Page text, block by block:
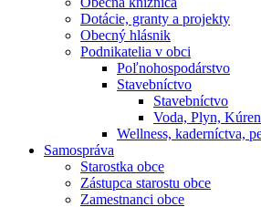
Dotácie, granty a projekty
Obecný hlásnik
Podnikatelia v obci
Poľnohospodárstvo
Stavebníctvo
Stavebníctvo
Voda, Plyn,
Wellness, kaderníctva,
Samospráva
Starostka obce
Zástupca starostu obce
Zamestnanci obce